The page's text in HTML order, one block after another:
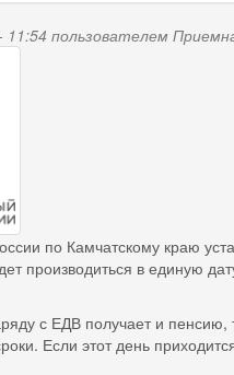
11:54 пользователем
по Камчатскому краю
производиться в единую
с ЕДВ получает и
Если этот день